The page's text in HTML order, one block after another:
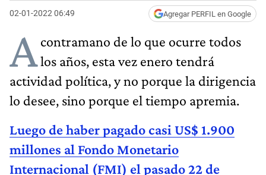
02-01-2022 06:49 Agregar PERFIL en Google
Acontramano de lo que ocurre todos
los años, esta vez enero tendrá
actividad política, y no porque la dirigencia
lo desee, sino porque el tiempo apremia.
Luego de haber pagado casi US$ 1.900
millones al Fondo Monetario
Internacional (FMI) el pasado 22 de